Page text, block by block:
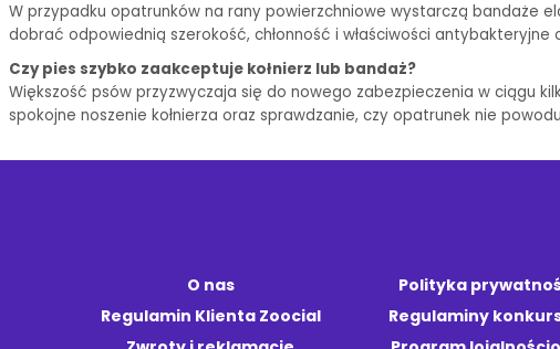
W przypadku opatrunków na rany powierzchniowe wystarczą bandaże
dobrać odpowiednią szerokość, chłonność i właściwości antybakteryjne
Czy pies szybko zaakceptuje kołnierz lub bandaż?
Większość psów przyzwyczaja się do nowego zabezpieczenia w ciągu
spokojne noszenie kołnierza oraz sprawdzanie, czy opatrunek nie
O nas
Regulamin Klienta Zoocial
Polityka
Regulaminy